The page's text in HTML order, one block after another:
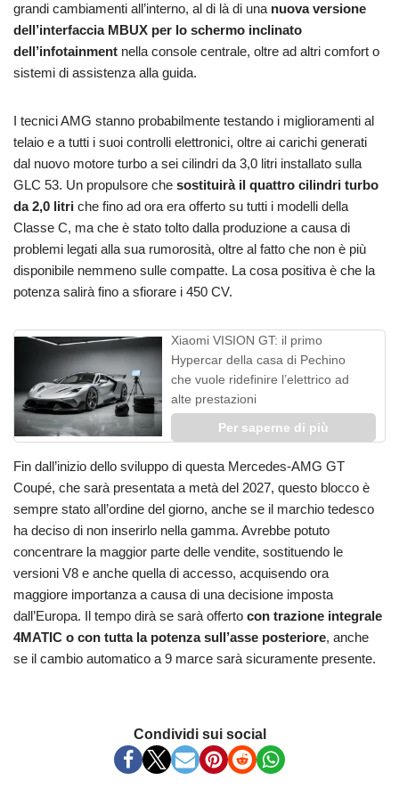
grandi cambiamenti all’interno, al di là di una nuova versione
dell’interfaccia MBUX per lo schermo inclinato
dell’infotainment nella console centrale, oltre ad altri comfort o
sistemi di assistenza alla guida.
I tecnici AMG stanno probabilmente testando i miglioramenti al
telaio e a tutti i suoi controlli elettronici, oltre ai carichi generati
dal nuovo motore turbo a sei cilindri da 3,0 litri installato sulla
GLC 53. Un propulsore che sostituirà il quattro cilindri turbo
da 2,0 litri che fino ad ora era offerto su tutti i modelli della
Classe C, ma che è stato tolto dalla produzione a causa di
problemi legati alla sua rumorosità, oltre al fatto che non è più
disponibile nemmeno sulle compatte. La cosa positiva è che la
potenza salirà fino a sfiorare i 450 CV.
Xiaomi VISION GT: il primo
Hypercar della casa di Pechino
che vuole ridefinire l’elettrico ad
alte prestazioni
Per saperne di più
Fin dall’inizio dello sviluppo di questa Mercedes-AMG GT
Coupé, che sarà presentata a metà del 2027, questo blocco è
sempre stato all’ordine del giorno, anche se il marchio tedesco
ha deciso di non inserirlo nella gamma. Avrebbe potuto
concentrare la maggior parte delle vendite, sostituendo le
versioni V8 e anche quella di accesso, acquisendo ora
maggiore importanza a causa di una decisione imposta
dall’Europa. Il tempo dirà se sarà offerto con trazione integrale
4MATIC o con tutta la potenza sull’asse posteriore, anche
se il cambio automatico a 9 marce sarà sicuramente presente.
Condividi sui social